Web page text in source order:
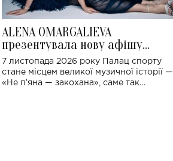
ALENA OMARGALIEVA
презентувала нову афішу
великого концерту в Палаці
спорту
7 листопада 2026 року Палац спорту
стане місцем великої музичної історії —
«Не пʼяна — закохана», саме так